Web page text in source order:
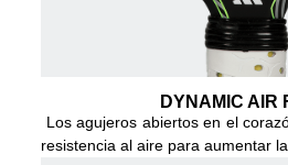
DYNAMIC AIR
Los agujeros abiertos en el
resistencia al aire para aumentar